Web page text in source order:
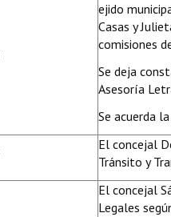
ejido
Casas y
comisiones
Se deja
Asesoría
Se acuerda
El concejal
Tránsito y
El concejal
Legales